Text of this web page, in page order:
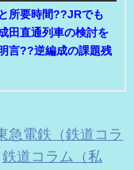
所要時間??JRでも
田直通列車の検討を
言??逆編成の課題残
急電鉄（鉄道コラ
鉄道コラム（私